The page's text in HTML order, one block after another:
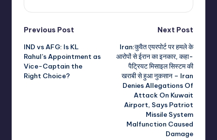
Post
navigation
Previous Post
IND vs AFG: Is KL
Rahul’s Appointment as
Vice-Captain the
Right Choice?
Next Post
Iran:कुवैत एयरपोर्ट पर हमले के
आरोपों से ईरान का इनकार, कहा-
पैट्रियट मिसाइल सिस्टम की
खराबी से हुआ नुकसान – Iran
Denies Allegations Of
Attack On Kuwait
Airport, Says Patriot
Missile System
Malfunction Caused
Damage